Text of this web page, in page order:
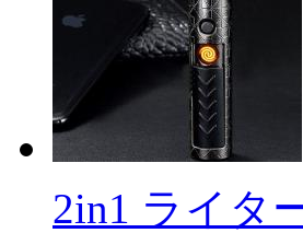
2in1 ライタ